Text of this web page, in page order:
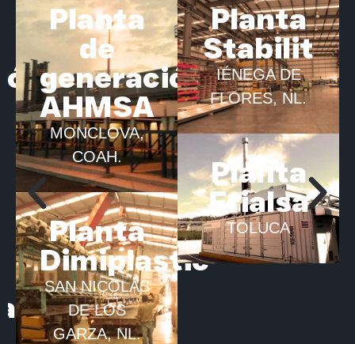
Planta
de
generación
AHMSA
MONCLOVA,
COAH.
Planta
Dimiplastic
SAN NICOLÁS
DE LOS
GARZA, NL.
Planta
Stabilit
IÉNEGA DE
FLORES, NL.
Planta
Frialsa
TOLUCA